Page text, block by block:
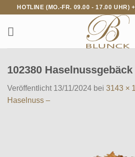
springen
HOTLINE (MO.-FR. 09.00 - 17.00 UHR)
102380 Haselnussgebäck
Veröffentlicht 13/11/2024 bei 3143 ×
Haselnuss –